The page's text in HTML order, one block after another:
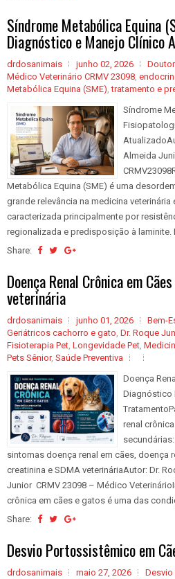
Síndrome Metabólica Equina
Diagnóstico e Manejo Clínico
drdosanimais junho 02, 2026
Médico Veterinário CRMV 23098,
Metabólica Equina (SME),tratamento e
Síndrome
Almeida
Metabólica Equina (SME) é uma
grande relevância na medicina
caracterizada principalmente por
regionalizada e predisposição à laminite.
Share:
Doença Renal Crônica em
veterinária
drdosanimais junho 01, 2026 Bem-
Geriátricos cachorro e gato, Dr. Roque
Fisioterapia Pet, Longevidade Pet,
Pets Sênior, Saúde Preventiva
Doença
Diagnóstico
renal
sintomas doença renal em cães, doença
creatinina e SDMA veterináriaAutor: Dr.
Junior CRMV 23098 – Médico
crônica em cães e gatos é uma das
Share:
Desvio Portossistêmico em
drdosanimais maio 27, 2026
Desvio